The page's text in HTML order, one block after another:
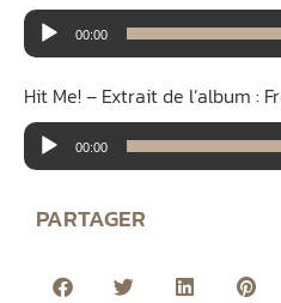
Lecteur
audio
00:00
Hit Me! – Extrait de l’album :
Lecteur
audio
00:00
PARTAGER